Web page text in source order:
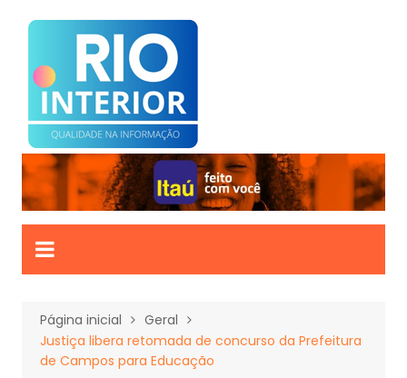
para
conteúdo
Página inicial
Geral
Justiça libera retomada de concurso da Prefeitura
de Campos para Educação